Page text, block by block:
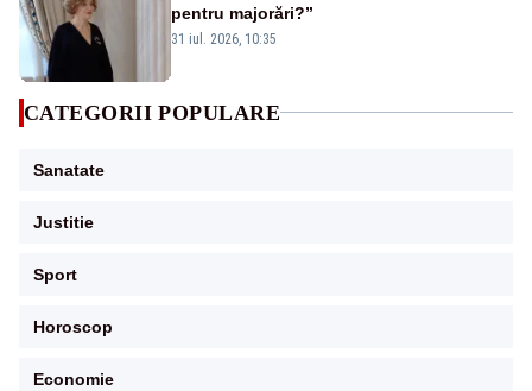
pentru majorări?”
31 iul. 2026, 10:35
CATEGORII POPULARE
Sanatate
Justitie
Sport
Horoscop
Economie